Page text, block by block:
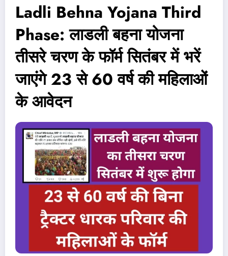
Ladli Behna Yojana Third
Phase: लाडली बहना योजना
तीसरे चरण के फॉर्म सितंबर में भरें
जाएंगे 23 से 60 वर्ष की महिलाओं
के आवेदन